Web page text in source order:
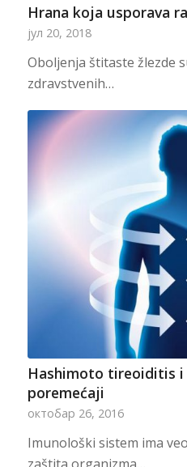
Hrana koja usporava
јул 20, 2018
Oboljenja štitaste žlezde
zdravstvenih…
Hashimoto tireoiditis
poremećaji
октобар 26, 2016
Imunološki sistem ima